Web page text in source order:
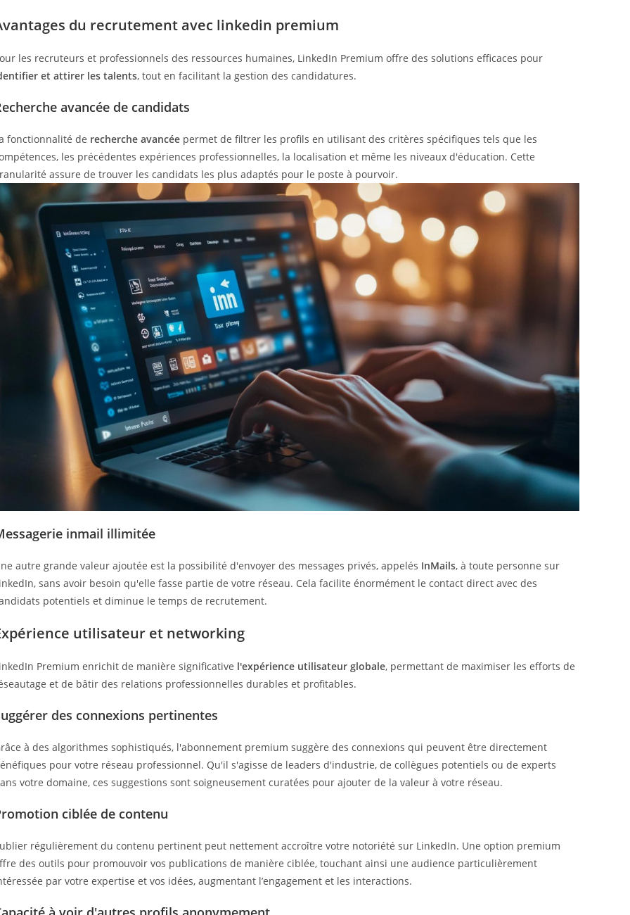
du recrutement avec linkedin premium
les recruteurs et professionnels des ressources humaines, LinkedIn Premium offre des solutions efficaces pour
et attirer les talents, tout en facilitant la gestion des candidatures.
avancée de candidats
fonctionnalité de recherche avancée permet de filtrer les profils en utilisant des critères spécifiques tels que les
les précédentes expériences professionnelles, la localisation et même les niveaux d'éducation. Cette
assure de trouver les candidats les plus adaptés pour le poste à pourvoir.
inmail illimitée
autre grande valeur ajoutée est la possibilité d'envoyer des messages privés, appelés InMails, à toute personne sur
sans avoir besoin qu'elle fasse partie de votre réseau. Cela facilite énormément le contact direct avec des
potentiels et diminue le temps de recrutement.
utilisateur et networking
Premium enrichit de manière significative l'expérience utilisateur globale, permettant de maximiser les efforts de
et de bâtir des relations professionnelles durables et profitables.
des connexions pertinentes
à des algorithmes sophistiqués, l'abonnement premium suggère des connexions qui peuvent être directement
pour votre réseau professionnel. Qu'il s'agisse de leaders d'industrie, de collègues potentiels ou de experts
votre domaine, ces suggestions sont soigneusement curatées pour ajouter de la valeur à votre réseau.
ciblée de contenu
régulièrement du contenu pertinent peut nettement accroître votre notoriété sur LinkedIn. Une option premium
des outils pour promouvoir vos publications de manière ciblée, touchant ainsi une audience particulièrement
par votre expertise et vos idées, augmentant l’engagement et les interactions.